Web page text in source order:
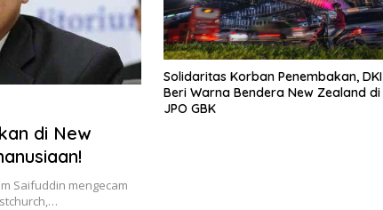
di New
Saifuddin mengecam
Solidaritas Korban Penembakan, DKI
Beri Warna Bendera New Zealand di
JPO GBK